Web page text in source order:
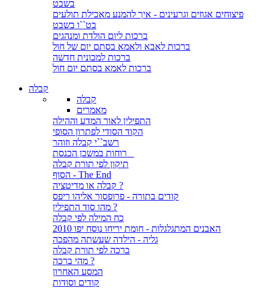
בשבט
פיצוחים אגוזים וגרעינים - איך להמנע מאכילת תולעים
בט``ו בשבט
ברכות ליום הולדת ומנהגים
ברכות לאבא ולאמא בסתם יום של חול
ברכות למכונית חדשה
ברכות לאמא בסתם יום חול
קבלה
קבלה
מאמרים
התפילין לאור המדע וההילה
הקוד הסודי לפתרון הסופי
רשב``י קבלה וזוהר
תיקון לפי תורת קבלה
הסוף - The End
קבלה או מדיטציה ?
קודים בתורה - פרופסור אליהו ריפס
מהו סוד התפילין ?
כח המילה לפי קבלה
האבנים המתגלגלות - חומת יריחו נוסח יפו 2010
גליה - הילדה שעשתה מהפכה
ברכה לפי תורת קבלה
מהי ברכה ?
המסע האחרון
קודים וסודות